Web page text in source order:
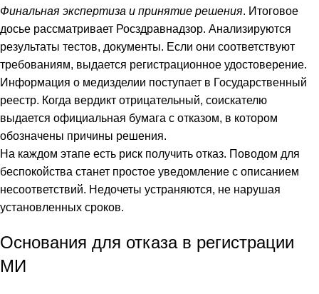
Финальная экспертиза и принятие решения. Итоговое
досье рассматривает Росздравнадзор. Анализируются
результаты тестов, документы. Если они соответствуют
требованиям, выдается регистрационное удостоверение.
Информация о медизделии поступает в Государственный
реестр. Когда вердикт отрицательный, соискателю
выдается официальная бумага с отказом, в котором
обозначены причины решения.
На каждом этапе есть риск получить отказ. Поводом для
беспокойства станет простое уведомление с описанием
несоответствий. Недочеты устраняются, не нарушая
установленных сроков.
Основания для отказа в регистрации
МИ